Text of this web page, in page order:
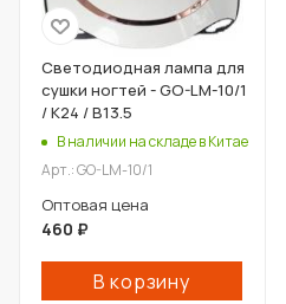
Светодиодная лампа для
сушки ногтей - GO-LM-10/1
/ К24 / В13.5
В наличии на складе в Китае
Арт.: GO-LM-10/1
Оптовая цена
460 ₽
В корзину